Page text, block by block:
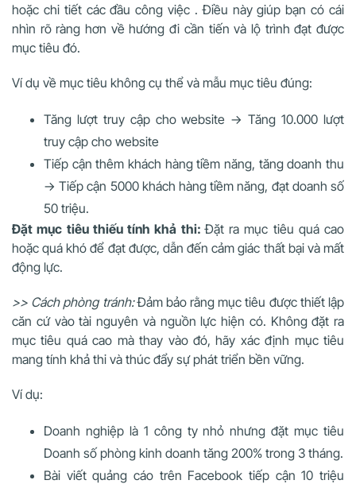
hoặc chi tiết các đầu công việc . Điều này giúp bạn có cái
nhìn rõ ràng hơn về hướng đi cần tiến và lộ trình đạt được
mục tiêu đó.
Ví dụ về mục tiêu không cụ thể và mẫu mục tiêu đúng:
Tăng lượt truy cập cho website -> Tăng 10.000 lượt
truy cập cho website
Tiếp cận thêm khách hàng tiềm năng, tăng doanh thu
-> Tiếp cận 5000 khách hàng tiềm năng, đạt doanh số
50 triệu.
Đặt mục tiêu thiếu tính khả thi:Đặt ra mục tiêu quá cao
hoặc quá khó để đạt được, dẫn đến cảm giác thất bại và mất
động lực.
>> Cách phòng tránh:Đảm bảo rằng mục tiêu được thiết lập
căn cứ vào tài nguyên và nguồn lực hiện có. Không đặt ra
mục tiêu quá cao mà thay vào đó, hãy xác định mục tiêu
mang tính khả thi và thúc đẩy sự phát triển bền vững.
Ví dụ:
Doanh nghiệp là 1 công ty nhỏ nhưng đặt mục tiêu
Doanh số phòng kinh doanh tăng 200% trong 3 tháng.
Bài viết quảng cáo trên Facebook tiếp cận 10 triệu